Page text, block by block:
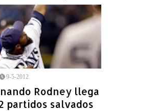
9-5-2012
Rodney llega
partidos salvados